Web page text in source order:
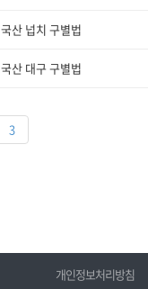
국산 넙치 구별법
국산 대구 구별법
3
개인정보처리방침